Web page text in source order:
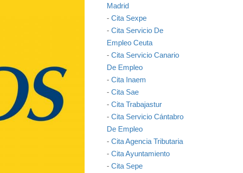
Madrid
- Cita Sexpe
- Cita Servicio De
Empleo Ceuta
- Cita Servicio Canario
De Empleo
- Cita Inaem
- Cita Sae
- Cita Trabajastur
- Cita Servicio Cántabro
De Empleo
- Cita Agencia Tributaria
- Cita Ayuntamiento
- Cita Sepe